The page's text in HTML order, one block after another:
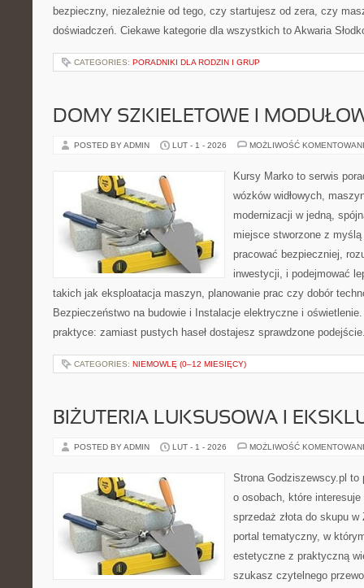
bezpieczny, niezależnie od tego, czy startujesz od zera, czy
doświadczeń. Ciekawe kategorie dla wszystkich to Akwaria
CATEGORIES: PORADNIKI DLA RODZIN I GRUP
DOMY SZKIELETOWE I
POSTED BY ADMIN LUT - 1 - 2026 MOŻLIWOŚĆ
Kursy Marko to serwis
wózków widłowych,
modernizacji w jedną,
miejsce stworzone z
pracować bezpieczniej,
inwestycji, i podejmować
takich jak eksploatacja maszyn, planowanie prac czy dobór
Bezpieczeństwo na budowie i Instalacje elektryczne i
praktyce: zamiast pustych haseł dostajesz sprawdzone
CATEGORIES: NIEMOWLĘ (0–12 MIESIĘCY)
BIŻUTERIA LUKSUSOWA I
POSTED BY ADMIN LUT - 1 - 2026 MOŻLIWOŚĆ
Strona Godziszewscy.pl
o osobach, które
sprzedaż złota do skupu
portal tematyczny, w
estetyczne z praktyczną
szukasz czytelnego